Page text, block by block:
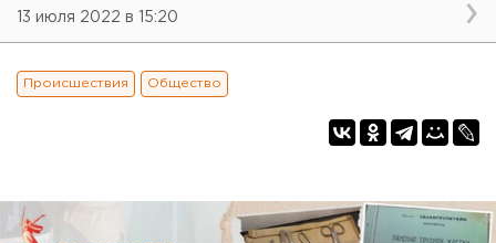
13 июля 2022 в 15:20
Происшествия Общество